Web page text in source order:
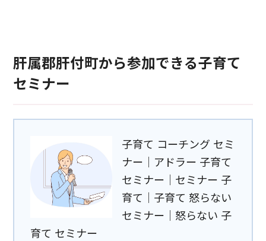
肝属郡肝付町から参加できる子育て
セミナー
子育て コーチング セミ
ナー｜アドラー 子育て
セミナー｜セミナー 子
育て｜子育て 怒らない
セミナー｜怒らない 子
育て セミナー